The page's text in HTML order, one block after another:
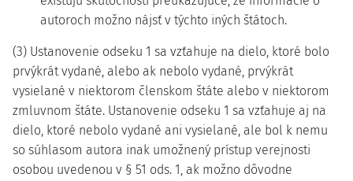
autoroch možno nájsť v týchto iných štátoch.
(3) Ustanovenie odseku 1 sa vzťahuje na dielo, ktoré bolo
prvýkrát vydané, alebo ak nebolo vydané, prvýkrát
vysielané v niektorom členskom štáte alebo v niektorom
zmluvnom štáte. Ustanovenie odseku 1 sa vzťahuje aj na
dielo, ktoré nebolo vydané ani vysielané, ale bol k nemu
so súhlasom autora inak umožnený prístup verejnosti
osobou uvedenou v § 51 ods. 1, ak možno dôvodne